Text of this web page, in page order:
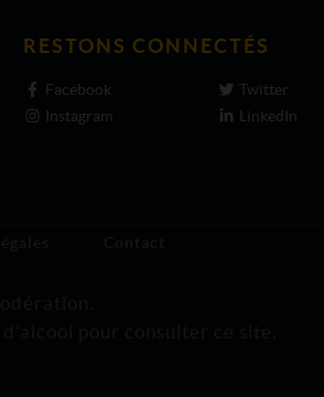
RESTONS CONNECTÉS
Facebook
Twitter
Instagram
LinkedIn